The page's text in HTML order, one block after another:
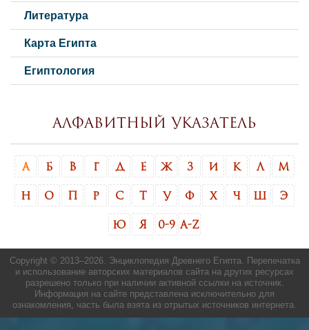
Литература
Карта Египта
Египтология
Алфавитный указатель
А Б В Г Д Е Ж З И К Л М
Н О Р С Т У Ф Х Ч Э
Ю Я 0-9 A-Z
Copyright © 2013–2026. Энциклопедия Древнего Египта. Перепечатка
и использование авторских материалов сайта на других ресурсах
разрешено только при наличии активной ссылки на источник.
Информация на сайте представлена исключительно для
ознакомления, часть была взята из отрытых источников интернета.